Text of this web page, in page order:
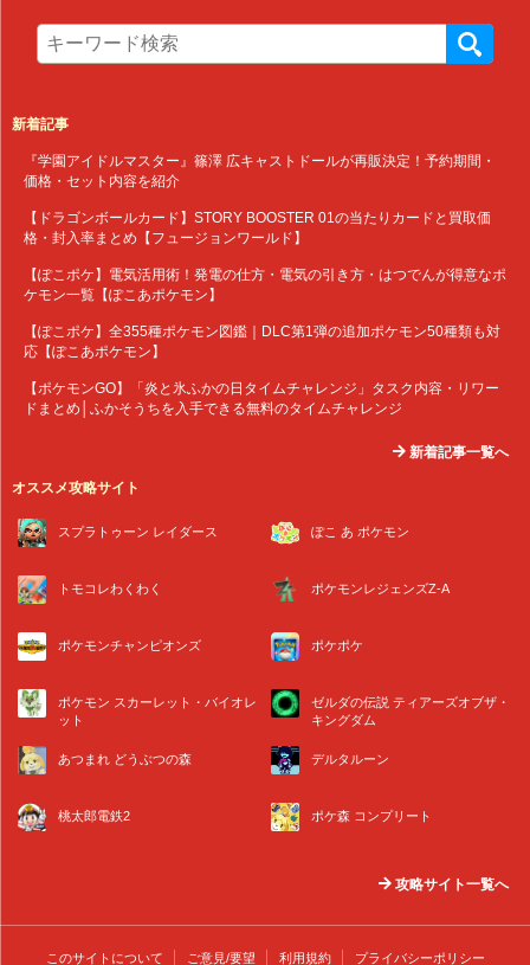
新着記事
『学園アイドルマスター』篠澤 広キャストドールが再販決定！予約期間・
価格・セット内容を紹介
【ドラゴンボールカード】STORY BOOSTER 01の当たりカードと買取価
格・封入率まとめ【フュージョンワールド】
【ぽこポケ】電気活用術！発電の仕方・電気の引き方・はつでんが得意なポ
ケモン一覧【ぽこあポケモン】
【ぽこポケ】全355種ポケモン図鑑｜DLC第1弾の追加ポケモン50種類も対
応【ぽこあポケモン】
【ポケモンGO】「炎と氷ふかの日タイムチャレンジ」タスク内容・リワー
ドまとめ│ふかそうちを入手できる無料のタイムチャレンジ
新着記事一覧へ
オススメ攻略サイト
スプラトゥーン レイダース ぽこ あ ポケモン
トモコレわくわく ポケモンレジェンズZ-A
ポケモンチャンピオンズ ポケポケ
ポケモン スカーレット・バイオレ
ット
ゼルダの伝説 ティアーズオブザ・
キングダム
あつまれ どうぶつの森 デルタルーン
桃太郎電鉄2 ポケ森 コンプリート
攻略サイト一覧へ
このサイトについて ご意見/要望 利用規約 プライバシーポリシー